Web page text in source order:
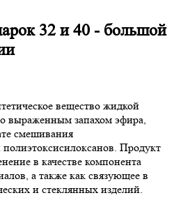
32 и 40 - большой
вещество жидкой
выраженным запахом эфира,
смешивания
полиэтоксисилоксанов. Продукт
в качестве компонента
а также как связующее в
и стеклянных изделий.